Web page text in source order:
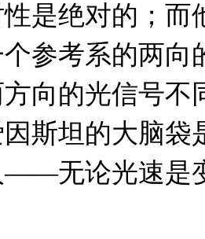
是绝对的；而
参考系的两向
向的光信号
斯坦的大脑袋
——无论光速是